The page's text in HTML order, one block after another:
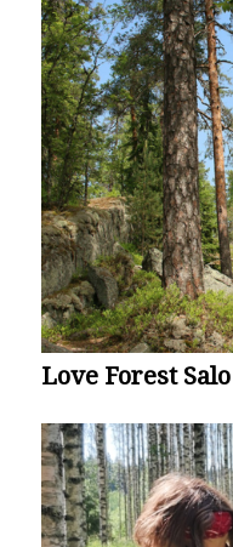
Love Forest Salo